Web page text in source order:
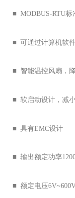
■ MODBUS-RTU标
■ 可通过计算机软
■ 智能温控风扇，
■ 软启动设计，减
■ 具有EMC设计
■ 输出额定功率
■ 额定电压